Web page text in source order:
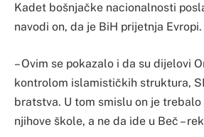
Kadet bošnjačke nacionalnosti
navodi on, da je BiH prijetnja Evropi.
– Ovim se pokazalo i da su dijelovi
kontrolom islamističkih struktura,
bratstva. U tom smislu on je
njihove škole, a ne da ide u Beč –